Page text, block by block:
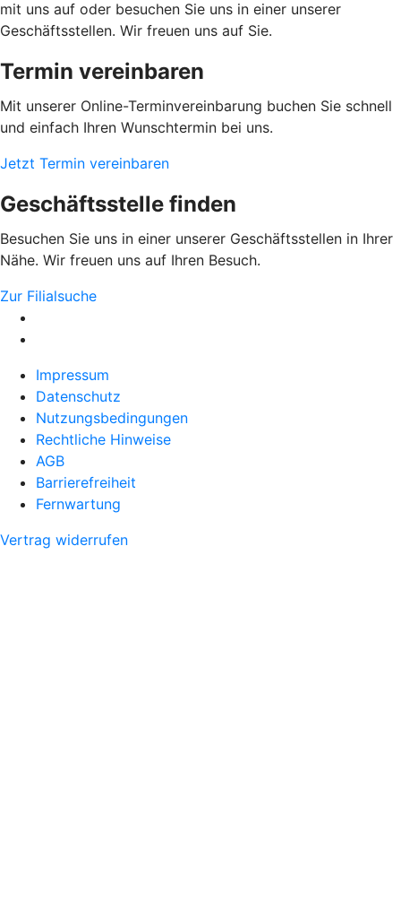
mit uns auf oder besuchen Sie uns in einer unserer
Geschäftsstellen. Wir freuen uns auf Sie.
Termin vereinbaren
Mit unserer Online-Terminvereinbarung buchen Sie schnell
und einfach Ihren Wunschtermin bei uns.
Jetzt Termin vereinbaren
Geschäftsstelle finden
Besuchen Sie uns in einer unserer Geschäftsstellen in Ihrer
Nähe. Wir freuen uns auf Ihren Besuch.
Zur Filialsuche
Impressum
Datenschutz
Nutzungsbedingungen
Rechtliche Hinweise
AGB
Barrierefreiheit
Fernwartung
Vertrag widerrufen